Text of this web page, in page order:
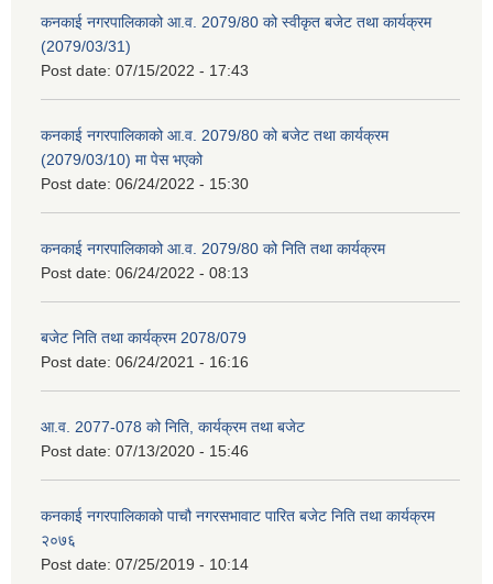
कनकाई नगरपालिकाको आ.व. 2079/80 को स्वीकृत बजेट तथा कार्यक्रम
(2079/03/31)
Post date: 07/15/2022 - 17:43
कनकाई नगरपालिकाको आ.व. 2079/80 को बजेट तथा कार्यक्रम
(2079/03/10) मा पेस भएको
Post date: 06/24/2022 - 15:30
कनकाई नगरपालिकाको आ.व. 2079/80 को निति तथा कार्यक्रम
Post date: 06/24/2022 - 08:13
बजेट निति तथा कार्यक्रम 2078/079
Post date: 06/24/2021 - 16:16
आ.व. 2077-078 को निति, कार्यक्रम तथा बजेट
Post date: 07/13/2020 - 15:46
कनकाई नगरपालिकाको पाचौ नगरसभावाट पारित बजेट निति तथा कार्यक्रम
२०७६
Post date: 07/25/2019 - 10:14